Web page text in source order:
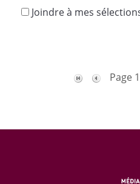
Joindre à mes
Page